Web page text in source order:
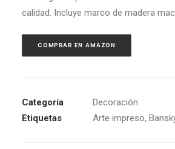
calidad. Incluye marco de madera
COMPRAR EN AMAZON
Categoría
Decoración
Etiquetas
Arte impreso,